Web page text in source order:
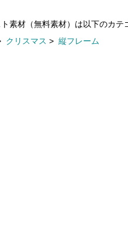
素材（無料素材）は以下のカテ
クリスマス > 縦フレーム